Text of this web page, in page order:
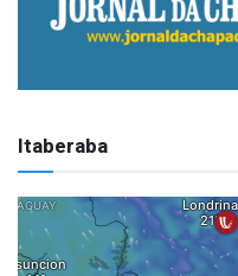
Itaberaba